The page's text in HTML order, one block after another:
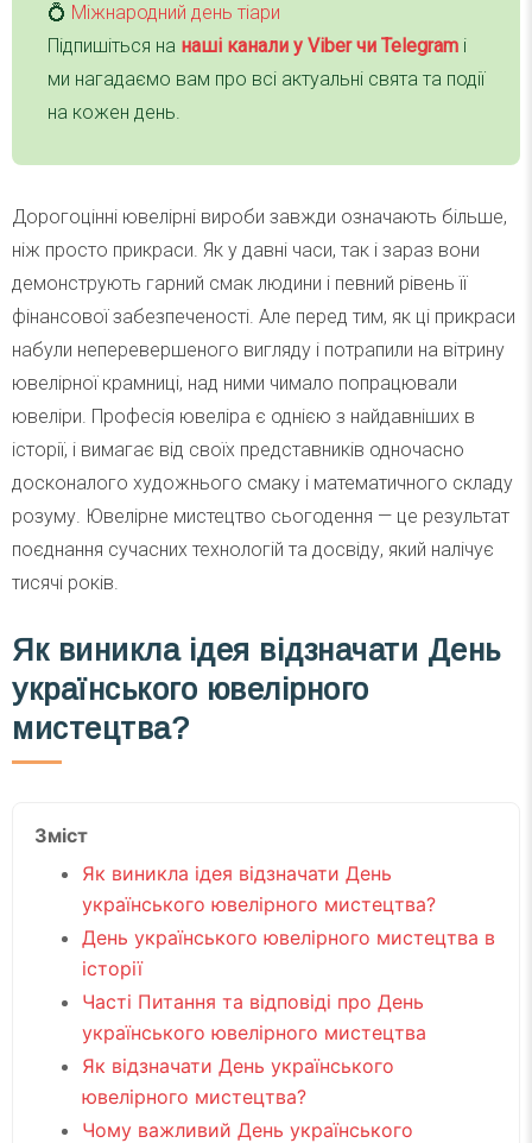
💍 Міжнародний день тіари
Підпишіться на наші канали у Viber чи Telegram і
ми нагадаємо вам про всі актуальні свята та події
на кожен день.
Дорогоцінні ювелірні вироби завжди означають більше,
ніж просто прикраси. Як у давні часи, так і зараз вони
демонструють гарний смак людини і певний рівень її
фінансової забезпеченості. Але перед тим, як ці прикраси
набули неперевершеного вигляду і потрапили на вітрину
ювелірної крамниці, над ними чимало попрацювали
ювеліри. Професія ювеліра є однією з найдавніших в
історії, і вимагає від своїх представників одночасно
досконалого художнього смаку і математичного складу
розуму. Ювелірне мистецтво сьогодення — це результат
поєднання сучасних технологій та досвіду, який налічує
тисячі років.
Як виникла ідея відзначати День
українського ювелірного
мистецтва?
Зміст
Як виникла ідея відзначати День
українського ювелірного мистецтва?
День українського ювелірного мистецтва в
історії
Часті Питання та відповіді про День
українського ювелірного мистецтва
Як відзначати День українського
ювелірного мистецтва?
Чому важливий День українського